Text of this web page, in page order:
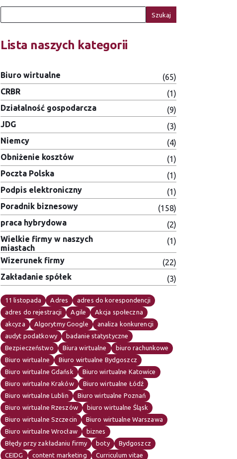
Szukaj
Lista naszych kategorii
Biuro wirtualne
(65)
CRBR
(1)
Działalność gospodarcza
(9)
JDG
(3)
Niemcy
(4)
Obniżenie kosztów
(1)
Poczta Polska
(1)
Podpis elektroniczny
(1)
Poradnik biznesowy
(158)
praca hybrydowa
(2)
Wielkie firmy w naszych
miastach
(1)
Wizerunek firmy
(22)
Zakładanie spółek
(3)
11 listopada Adres
adres do korespondencji
adres do rejestracji
Agile
Akcja społeczna
akcyza
Algorytmy Google
analiza konkurencji
audyt podatkowy
badanie statystyczne
Bezpieczeństwo
Biura wirtualne
biuro rachunkowe
Biuro wirtualne
Biuro wirtualne Bydgoszcz
Biuro wirtualne Gdańsk
Biuro wirtualne Katowice
Biuro wirtualne Kraków
Biuro wirtualne Łódź
Biuro wirtualne Lublin
Biuro wirtualne Poznań
Biuro wirtualne Rzeszów
biuro wirtualne Śląsk
Biuro wirtualne Szczecin
Biuro wirtualne Warszawa
Biuro wirtualne Wrocław
biznes
Błędy przy zakładaniu firmy
boty
Bydgoszcz
CEIDG
content marketing
Curriculum vitae